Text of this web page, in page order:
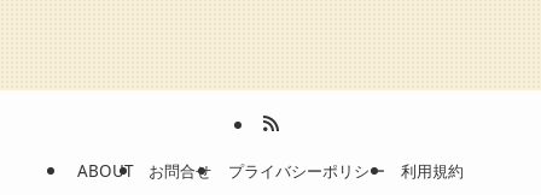
ABOUT お問合せ プライバシーポリシー
利用規約